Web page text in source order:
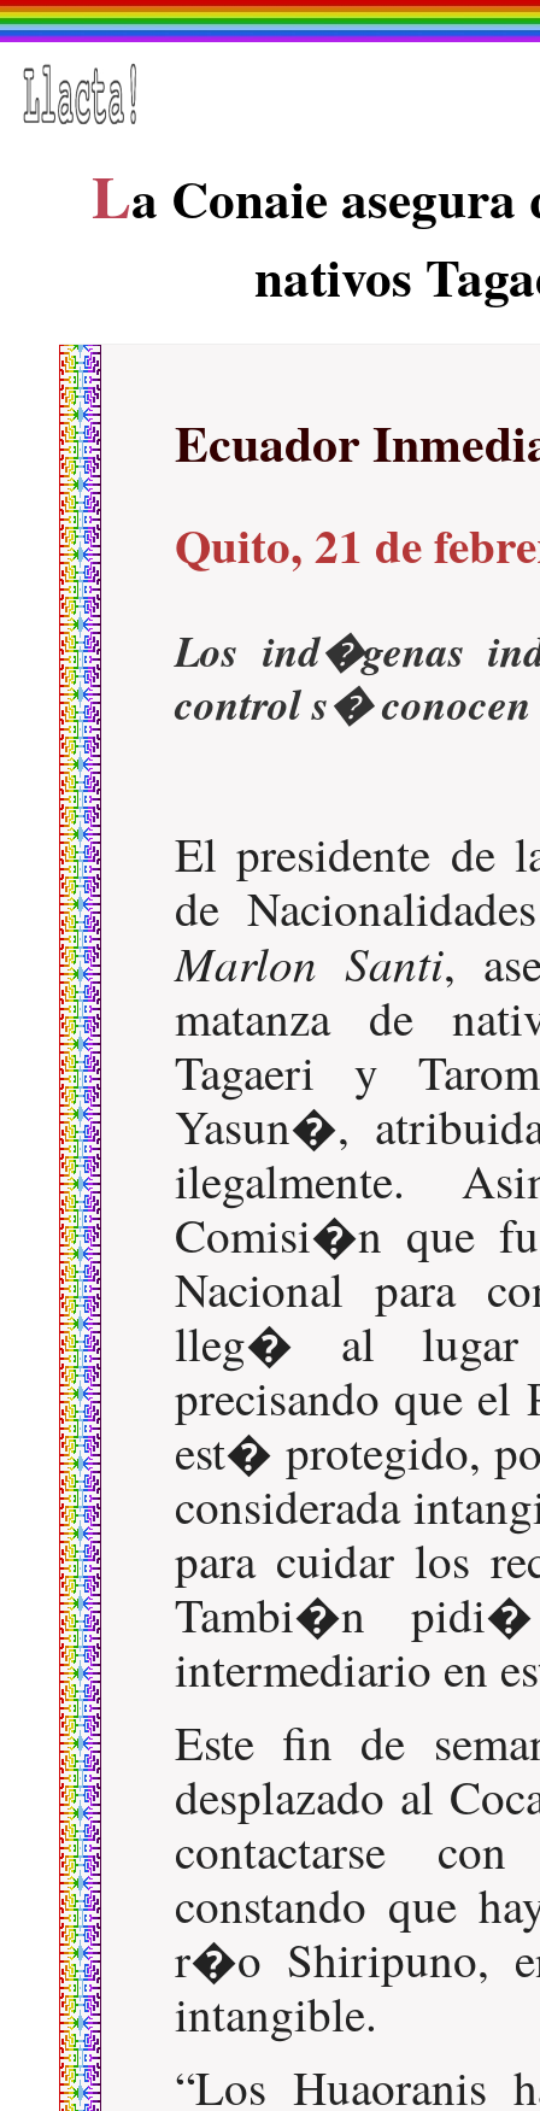
La Conaie
nativos
Ecuador
Quito, 21 de
Los ind�genas
control s�
El presidente de
de
Marlon Santi,
matanza de
Tagaeri y
Yasun�,
ilegalmente.
Comisi�n que
Nacional para
lleg� al lugar
precisando que
est� protegido,
considerada
para cuidar los
Tambi�n
intermediario en
Este fin de
desplazado al
contactarse
constando que
r�o Shiripuno,
intangible.
Los Huaoranis